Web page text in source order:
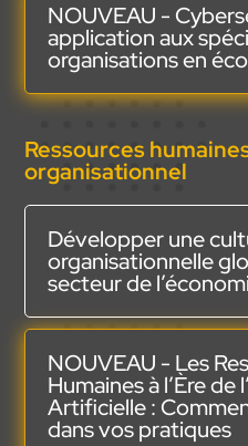
NOUVEAU -
application aux
organisations en
Ressources
organisationnel
Développer une
organisationnelle
secteur de
NOUVEAU - Les
Humaines à l’Ère de
Artificielle :
dans vos pratiques